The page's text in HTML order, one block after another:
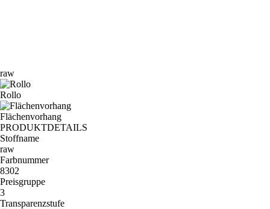
raw
Rollo
Flächenvorhang
PRODUKTDETAILS
Stoffname
raw
Farbnummer
8302
Preisgruppe
3
Transparenzstufe